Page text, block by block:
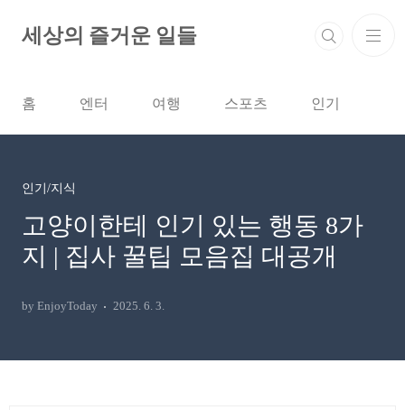
세상의 즐거운 일들
홈 엔터 여행 스포츠 인기
인기/지식
고양이한테 인기 있는 행동 8가
지 | 집사 꿀팁 모음집 대공개
by EnjoyToday 2025. 6. 3.